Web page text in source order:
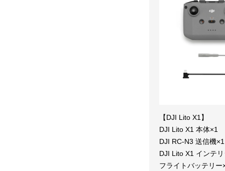
【DJI Lito X1】
DJI Lito X1 本体×1
DJI RC-N3 送信機×1
DJI Lito X1 インテ
フライトバッテリー